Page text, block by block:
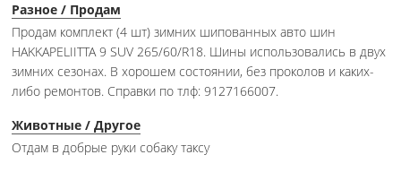
Разное / Продам
Продам комплект (4 шт) зимних шипованных авто шин
HAKKAPELIITTA 9 SUV 265/60/R18. Шины использовались в двух
зимних сезонах. В хорошем состоянии, без проколов и каких-
либо ремонтов. Справки по тлф: 9127166007.
Животные / Другое
Отдам в добрые руки собаку таксу